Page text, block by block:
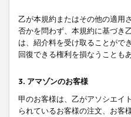
乙が本規約またはその他の適用
否かを問わず、本規約に基づき
は、紹介料を受け取ることがで
回復できる権利を損なうことも
3. アマゾンのお客様
甲のお客様は、乙がアソシエイ
られているお客様の注文、お客